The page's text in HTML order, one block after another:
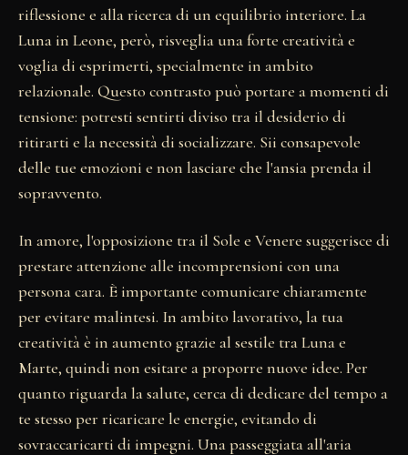
riflessione e alla ricerca di un equilibrio interiore. La
Luna in Leone, però, risveglia una forte creatività e
voglia di esprimerti, specialmente in ambito
relazionale. Questo contrasto può portare a momenti di
tensione: potresti sentirti diviso tra il desiderio di
ritirarti e la necessità di socializzare. Sii consapevole
delle tue emozioni e non lasciare che l'ansia prenda il
sopravvento.
In amore, l'opposizione tra il Sole e Venere suggerisce di
prestare attenzione alle incomprensioni con una
persona cara. È importante comunicare chiaramente
per evitare malintesi. In ambito lavorativo, la tua
creatività è in aumento grazie al sestile tra Luna e
Marte, quindi non esitare a proporre nuove idee. Per
quanto riguarda la salute, cerca di dedicare del tempo a
te stesso per ricaricare le energie, evitando di
sovraccaricarti di impegni. Una passeggiata all'aria